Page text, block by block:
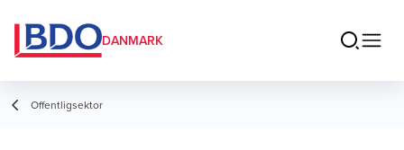
DANMARK
Offentligsektor